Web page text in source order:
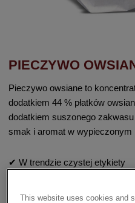
PIECZYWO
Pieczywo owsiane to
dodatkiem 44 % płatków
dodatkiem suszonego
smak i aromat w wypieczonym
✔ W trendzie czystej etykiety
✔ 44% płatków owsianych
This website uses cookies and